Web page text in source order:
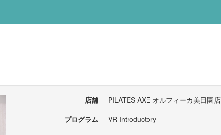
店舗
PILATES AXE オルフィーカ美田園店
プログラム
VR Introductory